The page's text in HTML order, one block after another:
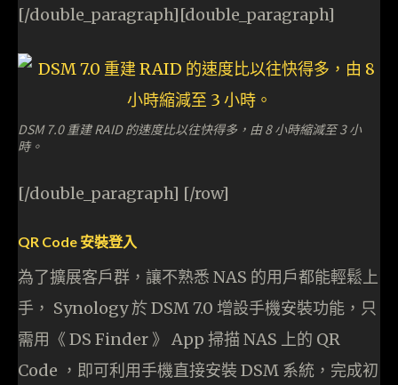
[/double_paragraph][double_paragraph]
DSM 7.0 重建 RAID 的速度比以往快得多，由 8 小時縮減至 3 小
時。
[/double_paragraph] [/row]
QR Code 安裝登入
為了擴展客戶群，讓不熟悉 NAS 的用戶都能輕鬆上
手， Synology 於 DSM 7.0 增設手機安裝功能，只
需用《 DS Finder 》 App 掃描 NAS 上的 QR
Code ，即可利用手機直接安裝 DSM 系統，完成初